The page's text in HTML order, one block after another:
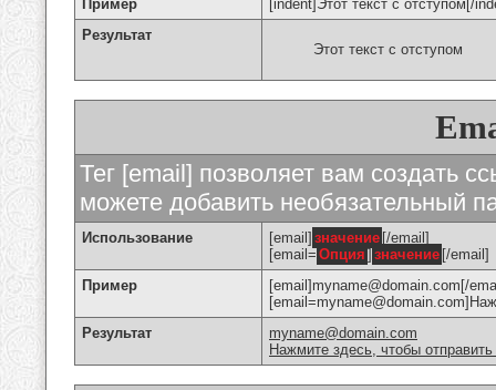
Пример
[indent]Этот текст с отступом[/
Результат
Этот текст с отступом
Тег [email] позволяет вам создать
можете добавить необязательный
Использование [email] значение [/email]
[email= Опция ] значение [/email]
Пример
[email]myname@domain.com[/
Результат
myname@domain.com
Нажмите здесь, чтобы